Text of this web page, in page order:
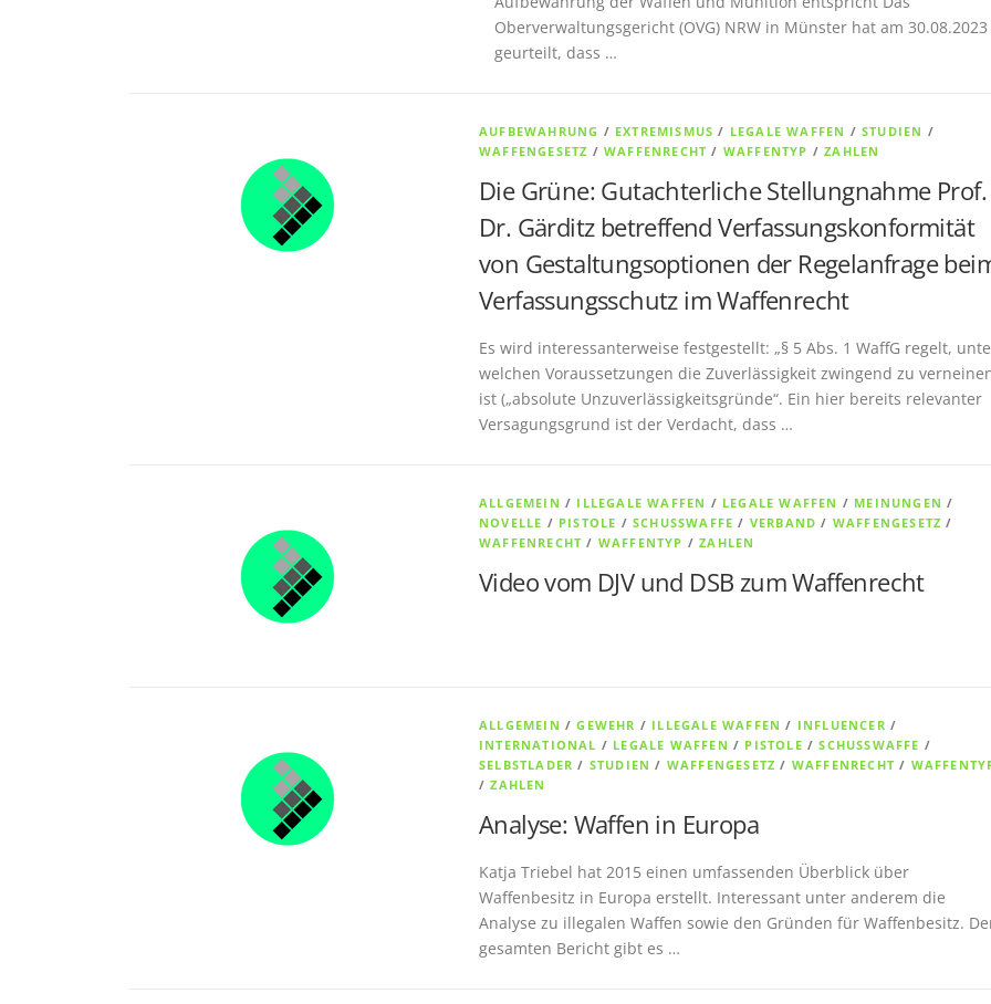
Oberverwaltungsgericht (OVG) NRW in Münster hat am 30.08.2023
geurteilt, dass …
AUFBEWAHRUNG / EXTREMISMUS / LEGALE WAFFEN /STUDIEN /
WAFFENGESETZ /WAFFENRECHT / WAFFENTYP /ZAHLEN
Die Grüne: Gutachterliche Stellungnahme Prof.
Dr. Gärditz betreffend Verfassungskonformität
von Gestaltungsoptionen der Regelanfrage
Verfassungsschutz im Waffenrecht
Es wird interessanterweise festgestellt: „§ 5 Abs. 1 WaffG regelt,
welchen Voraussetzungen die Zuverlässigkeit zwingend zu
ist („absolute Unzuverlässigkeitsgründe“. Ein hier bereits relevanter
Versagungsgrund ist der Verdacht, dass …
ALLGEMEIN / ILLEGALE WAFFEN / LEGALE WAFFEN / MEINUNGEN /
NOVELLE / PISTOLE /SCHUSSWAFFE / VERBAND / WAFFENGESETZ /
WAFFENRECHT / WAFFENTYP /ZAHLEN
Video vom DJV und DSB zum Waffenrecht
ALLGEMEIN /GEWEHR / ILLEGALE WAFFEN / INFLUENCER /
INTERNATIONAL / LEGALE WAFFEN / PISTOLE /SCHUSSWAFFE /
SELBSTLADER / STUDIEN / WAFFENGESETZ / WAFFENRECHT /
/ZAHLEN
Analyse: Waffen in Europa
Katja Triebel hat 2015 einen umfassenden Überblick über
Waffenbesitz in Europa erstellt. Interessant unter anderem die
Analyse zu illegalen Waffen sowie den Gründen für Waffenbesitz.
gesamten Bericht gibt es …